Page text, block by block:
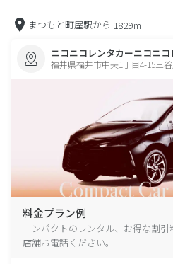
まつもと町屋駅から 1829m
ニコニコレンタカーニコニ
福井県福井市中央1丁目4-15三
料金プラン例
コンパクトのレンタル、お得な割
店舗お電話ください。